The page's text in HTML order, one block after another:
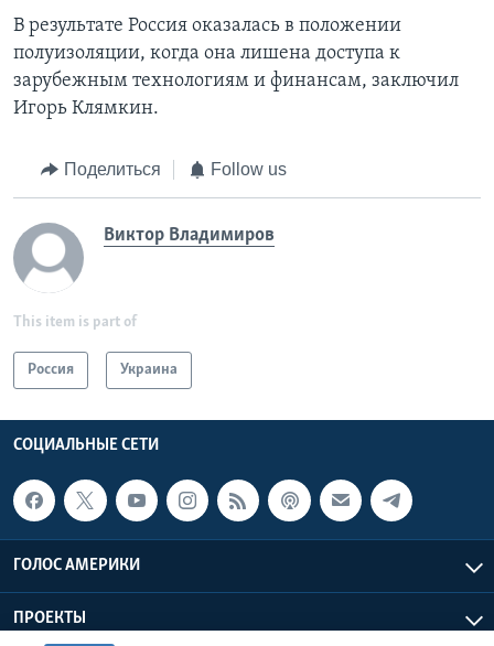
В результате Россия оказалась в положении
полуизоляции, когда она лишена доступа к
зарубежным технологиям и финансам, заключил
Игорь Клямкин.
Поделиться Follow us
Виктор Владимиров
This item is part of
Россия Украина
СОЦИАЛЬНЫЕ СЕТИ
ГОЛОС АМЕРИКИ
ПРОЕКТЫ